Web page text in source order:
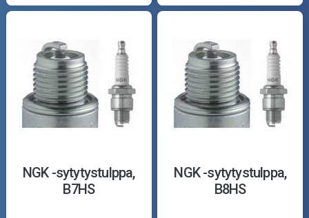
NGK -sytytystulppa,
B7HS
NGK -sytytystulppa,
B8HS